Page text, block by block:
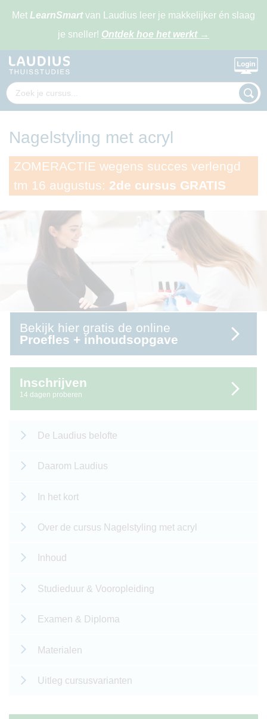
Met LearnSmartvan Laudius leer je makkelijker én slaag
je sneller! Ontdek hoe het werkt →
Nagelstyling met acryl
ZOMERACTIE wegens succes verlengd
tm 16 augustus: 2de cursus GRATIS
Bekijk hier gratis de online
Proefles + inhoudsopgave
Inschrijven
14 dagen proberen
De Laudius belofte
Daarom Laudius
In het kort
Over de cursus Nagelstyling met acryl
Inhoud
Studieduur & Vooropleiding
Examen & Diploma
Materialen
Uitleg cursusvarianten